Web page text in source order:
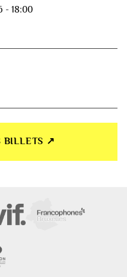
- 18:00
BILLETS ↗︎